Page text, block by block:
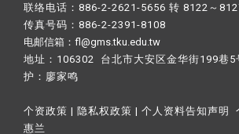
联络电话：886-2-2621-5656 转 8122～
传真号码：886-2-2391-8108
电邮信箱：fl@gms.tku.edu.tw
地址：106302 台北市大安区金华街199巷
护： 廖家鸣​
个资政策 | 隐私权政策 | 个人资料告知声明
惠兰